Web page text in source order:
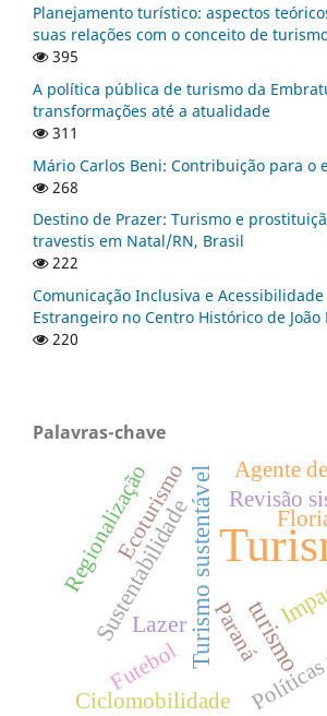
Planejamento turístico: aspectos
suas relações com o conceito de
395
A política pública de turismo da
transformações até a atualidade
311
Mário Carlos Beni: Contribuição para o
268
Destino de Prazer: Turismo e
travestis em Natal/RN, Brasil
222
Comunicação Inclusiva e
Estrangeiro no Centro Histórico de João
220
Palavras-chave
Turismo sustentável turismo
Lazer
Sustentabilidade
Ecoturismo
Regionalização
Paraná
Futebol
Revisão
Agente
Ciclomobilidade